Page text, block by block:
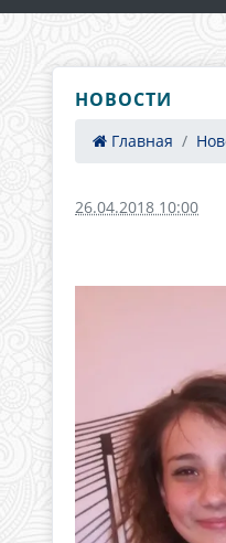
НОВОСТИ
Главная
26.04.2018 10:00